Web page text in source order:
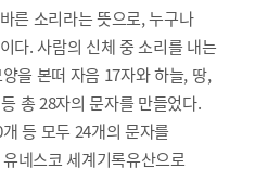
른 소리라는 뜻으로, 누구나
다. 사람의 신체 중 소리를 내는
을 본떠 자음 17자와 하늘, 땅,
총 28자의 문자를 만들었다.
등 모두 24개의 문자를
네스코 세계기록유산으로